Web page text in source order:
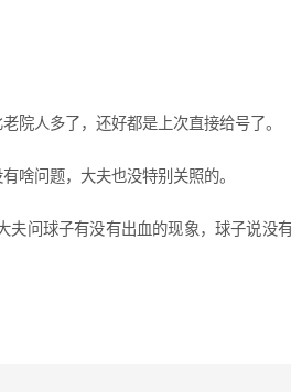
院人多了，还好都是上次直接给号了。
啥问题，大夫也没特别关照的。
夫问球子有没有出血的现象，球子说没